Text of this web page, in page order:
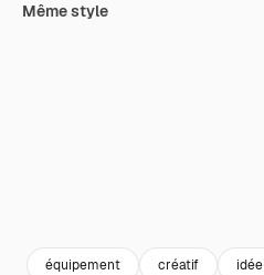
Même style
équipement créatif idée